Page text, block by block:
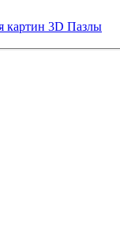
картин 3D Пазлы